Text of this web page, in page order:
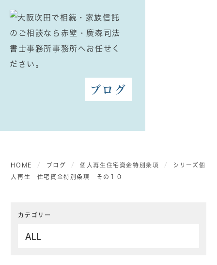
ブログ
HOME ブログ 個人再生住宅資金特別条項
シリーズ個
人再生 住宅資金特別条項 その１０
カテゴリー